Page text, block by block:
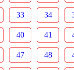
33 34
40 41
47 48